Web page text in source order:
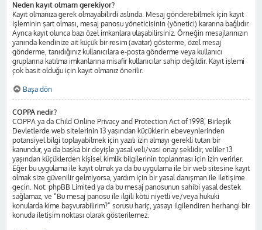
Neden kayıt olmam gerekiyor?
Kayıt olmanıza gerek olmayabilirdi aslında. Mesaj gönderebilmek için kayıt
işleminin şart olması, mesaj panosu yöneticisinin (yönetici) kararına bağlıdır.
Ayrıca kayıt olunca bazı özel imkanlara ulaşabilirsiniz. Örneğin mesajlarınızın
yanında kendinize ait küçük bir resim (avatar) gösterme, özel mesaj
gönderme, tanıdığınız kullanıcılara e-posta gönderme veya kullanıcı
gruplarına katılma imkanlarına misafir kullanıcılar sahip değildir. Kayıt işlemi
çok basit olduğu için kayıt olmanız önerilir.
Başa dön
COPPA nedir?
COPPA ya da Child Online Privacy and Protection Act of 1998, Birleşik
Devletlerde web sitelerinin 13 yaşından küçüklerin ebeveynlerinden
potansiyel bilgi toplayabilmek için yazılı izin almayı gerekli tutan bir
kanundur, ya da başka bir deyişle yasal veli/vasi onay şeklidir, veliler 13
yaşından küçüklerden kişisel kimlik bilgilerinin toplanması için izin verirler.
Eğer bu uygulama ile kayıt olmak ya da bu uygulama ile bir web sitesine kayıt
olmak size güvenilir gelmiyorsa, yardım için bir yasal danışman ile iletişime
geçin. Not: phpBB Limited ya da bu mesaj panosunun sahibi yasal destek
sağlamaz, ve “Bu mesaj panosu ile ilgili kötü niyetli ve/veya hukuki
konularda kime başvurabilirim?” sorusu hariç, yasayı ilgilendiren herhangi bir
konuda iletişim noktası olarak gösterilemez.